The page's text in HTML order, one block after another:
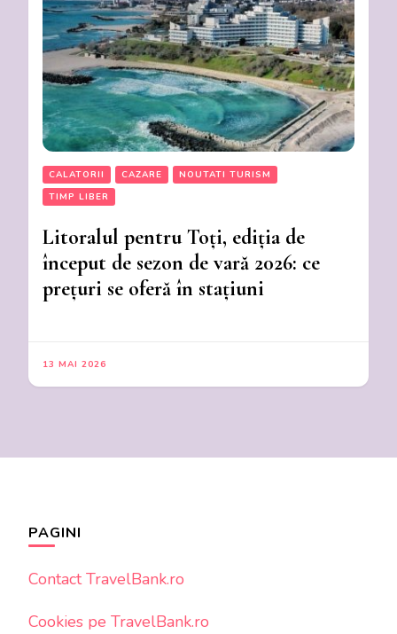
CALATORII CAZARE
NOUTATI TURISM
TIMP LIBER
Litoralul pentru Toți, ediția de
început de sezon de vară 2026: ce
prețuri se oferă în stațiuni
13 MAI 2026
PAGINI
Contact TravelBank.ro
Cookies pe TravelBank.ro